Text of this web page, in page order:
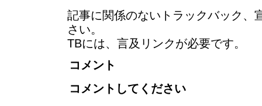
記事に関係のないトラックバック、
さい。
TBには、言及リンクが必要です。
コメント
コメントしてください